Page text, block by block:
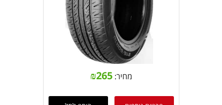
מחיר: ₪265